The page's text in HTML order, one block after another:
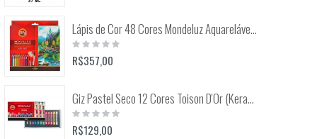
Lápis de Cor 48 Cores Mondeluz Aquarelável (Koh-I-Noor)
Rating:
0%
R$357,00
Giz Pastel Seco 12 Cores Toison D'Or (Keramik) 8512
Rating:
0%
R$129,00